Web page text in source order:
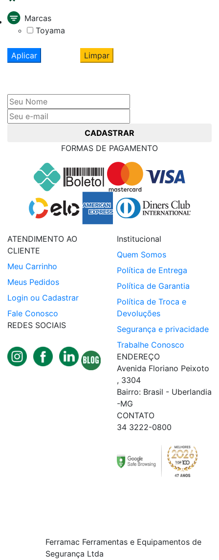
Marcas
Toyama
Aplicar Limpar
CADASTRAR
FORMAS DE PAGAMENTO
ATENDIMENTO AO
CLIENTE
Meu Carrinho
Meus Pedidos
Login ou Cadastrar
Fale Conosco
REDES SOCIAIS
Institucional
Quem Somos
Política de Entrega
Política de Garantia
Política de Troca e
Devoluções
Segurança e privacidade
Trabalhe Conosco
ENDEREÇO
Avenida Floriano Peixoto
, 3304
Bairro: Brasil - Uberlandia
-MG
CONTATO
34 3222-0800
Ferramac Ferramentas e Equipamentos de
Segurança Ltda